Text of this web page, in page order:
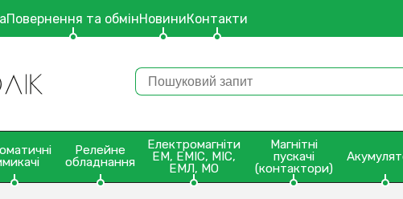
Повернення та обмінНовиниКонтакти
Релейне
обладнання
Електромагніти
ЕМ, ЕМІС, МІС,
ЕМЛ, МО
Магнітні
пускачі
(контактори)